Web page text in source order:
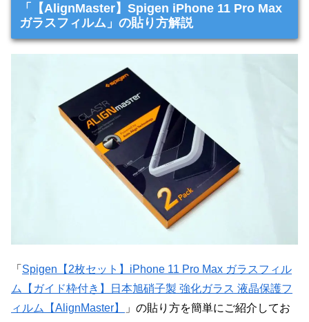
「【AlignMaster】Spigen iPhone 11 Pro Max
ガラスフィルム」の貼り方解説
「 Spigen【2枚セット】iPhone 11 Pro Max ガラスフィル
ム【ガイド枠付き】日本旭硝子製 強化ガラス 液晶保護フ
ィルム【AlignMaster】
」の貼り方を簡単にご紹介してお